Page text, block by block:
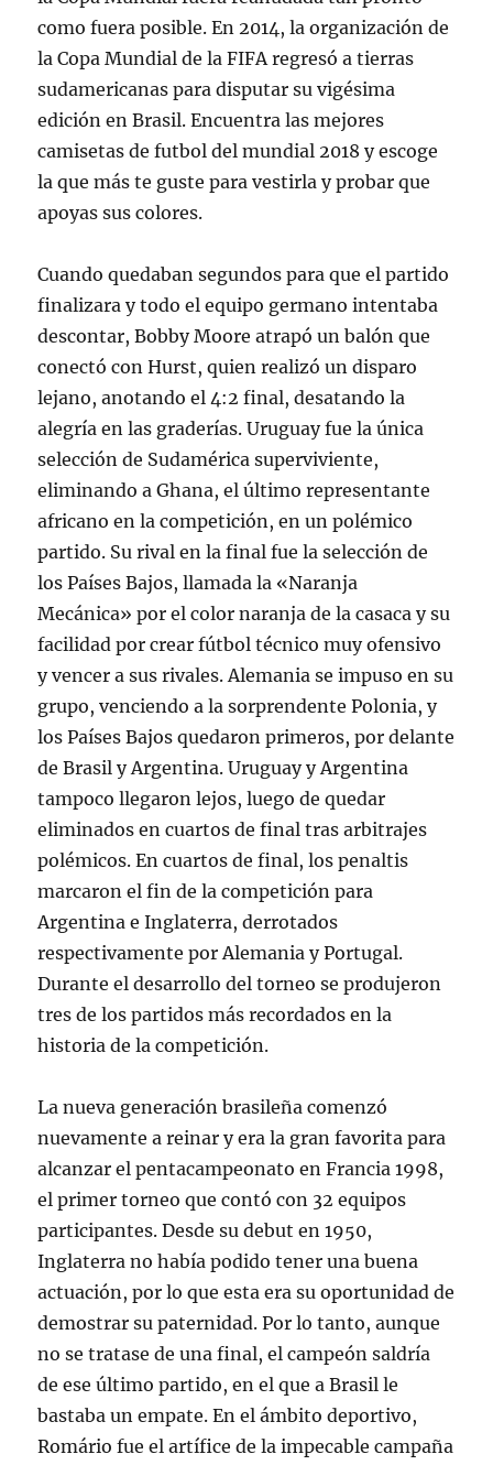
como fuera posible. En 2014, la organización de
la Copa Mundial de la FIFA regresó a tierras
sudamericanas para disputar su vigésima
edición en Brasil. Encuentra las mejores
camisetas de futbol del mundial 2018 y escoge
la que más te guste para vestirla y probar que
apoyas sus colores.
Cuando quedaban segundos para que el partido
finalizara y todo el equipo germano intentaba
descontar, Bobby Moore atrapó un balón que
conectó con Hurst, quien realizó un disparo
lejano, anotando el 4:2 final, desatando la
alegría en las graderías. Uruguay fue la única
selección de Sudamérica superviviente,
eliminando a Ghana, el último representante
africano en la competición, en un polémico
partido. Su rival en la final fue la selección de
los Países Bajos, llamada la «Naranja
Mecánica» por el color naranja de la casaca y su
facilidad por crear fútbol técnico muy ofensivo
y vencer a sus rivales. Alemania se impuso en su
grupo, venciendo a la sorprendente Polonia, y
los Países Bajos quedaron primeros, por delante
de Brasil y Argentina. Uruguay y Argentina
tampoco llegaron lejos, luego de quedar
eliminados en cuartos de final tras arbitrajes
polémicos. En cuartos de final, los penaltis
marcaron el fin de la competición para
Argentina e Inglaterra, derrotados
respectivamente por Alemania y Portugal.
Durante el desarrollo del torneo se produjeron
tres de los partidos más recordados en la
historia de la competición.
La nueva generación brasileña comenzó
nuevamente a reinar y era la gran favorita para
alcanzar el pentacampeonato en Francia 1998,
el primer torneo que contó con 32 equipos
participantes. Desde su debut en 1950,
Inglaterra no había podido tener una buena
actuación, por lo que esta era su oportunidad de
demostrar su paternidad. Por lo tanto, aunque
no se tratase de una final, el campeón saldría
de ese último partido, en el que a Brasil le
bastaba un empate. En el ámbito deportivo,
Romário fue el artífice de la impecable campaña